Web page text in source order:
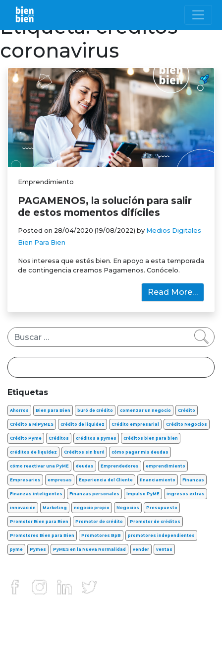
Etiqueta:créditos
coronavirus
Emprendimiento
PAGAMENOS, la solución para salir
de estos momentos difíciles
Posted on 28/04/2020 (19/08/2022) by Medios Digitales
Bien Para Bien
Nos interesa que estés bien. En apoyo a esta temporada
de contingencia creamos Pagamenos. Conócelo.
Read More…
Buscar
Etiquetas
Ahorros Bien para Bien buró de crédito comenzar un negocio Crédito
Crédito a MiPyMES crédito de liquidez Crédito empresarial Crédito Negocios
Crédito Pyme Créditos créditos a pymes créditos bien para bien
créditos de liquidez Créditos sin buró cómo pagar mis deudas
cómo reactivar una PyME deudas Emprendedores emprendimiento
Empresarios empresas Experiencia del Cliente financiamiento Finanzas
Finanzas inteligentes Finanzas personales Impulso PyME ingresos extras
innovación Marketing negocio propio Negocios Presupuesto
Promotor Bien para Bien Promotor de crédito Promotor de créditos
Promotores Bien para Bien Promotores BpB promotores independientes
pyme Pymes PyMES en la Nueva Normalidad vender ventas